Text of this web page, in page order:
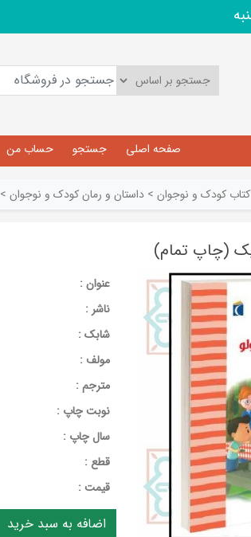
صفحه اصلی جستجو حساب من
کتاب کودک و نوجوان > داستان و رمان کودک و نوجوان >
عنوان :
ناشر :
شابک :
مولف :
مترجم :
نوبت چاپ :
سال چاپ :
قطع :
قيمت :